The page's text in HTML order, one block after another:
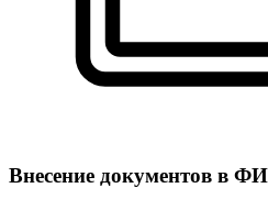
Внесение документов в